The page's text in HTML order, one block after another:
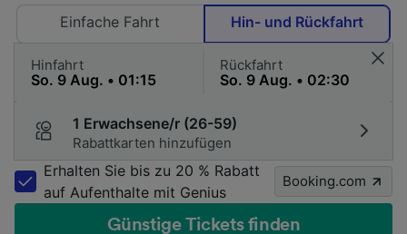
Einfache Fahrt
Hin- und Rückfahrt
Hinfahrt Rückfahrt
1 Erwachsene/r (26-59)
Rabattkarten hinzufügen
Erhalten Sie bis zu 20 % Rabatt
auf Aufenthalte mit Genius
Booking.com
Günstige Tickets finden